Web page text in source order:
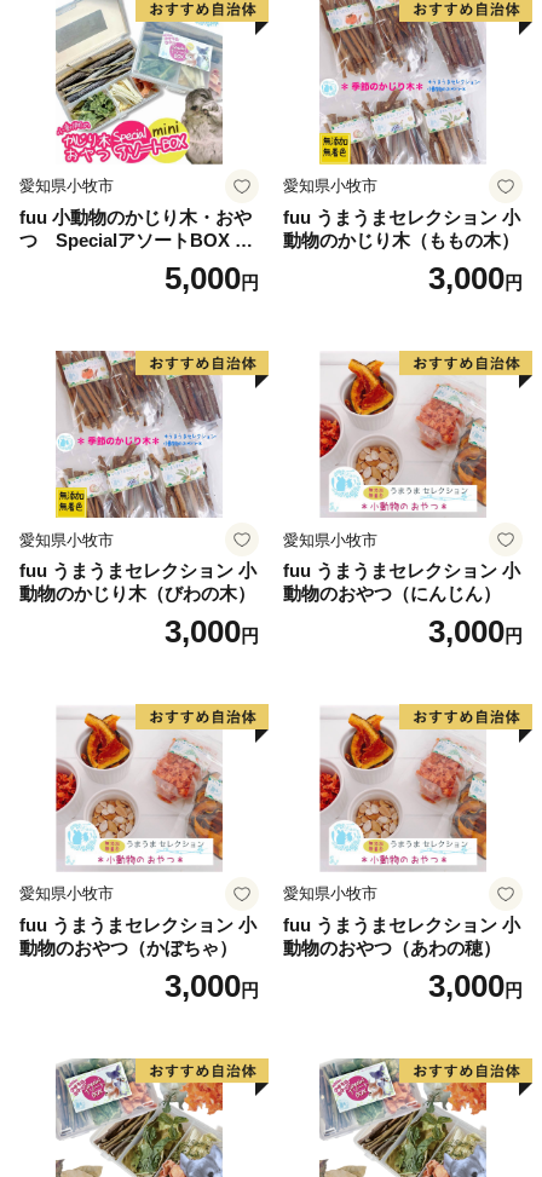
鳥舘遺跡」、「長者ヶ原廃寺跡」の2資産をはじめ、文
化・歴史・自然・温泉等の多くの特徴的な観光資源が広
大な市域に点在しています。
愛知県小牧市
fuu 小動物のかじり木・おや
つ SpecialアソートBOX mi
5,000円
愛知県小牧市
fuu うまうまセレクション 小
動物のかじり木（ももの木）
3,000円
愛知県小牧市
fuu うまうまセレクション 小
動物のかじり木（びわの木）
3,000円
愛知県小牧市
fuu うまうまセレクション 小
動物のおやつ（にんじん）
3,000円
愛知県小牧市
fuu うまうまセレクション 小
動物のおやつ（かぼちゃ）
3,000円
愛知県小牧市
fuu うまうまセレクション 小
動物のおやつ（あわの穂）
3,000円